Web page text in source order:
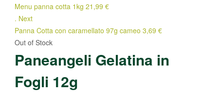
Menu panna cotta 1kg 21,99 €
. Next
Panna Cotta con caramellato 97g cameo 3,69 €
Out of Stock
Paneangeli Gelatina in
Fogli 12g